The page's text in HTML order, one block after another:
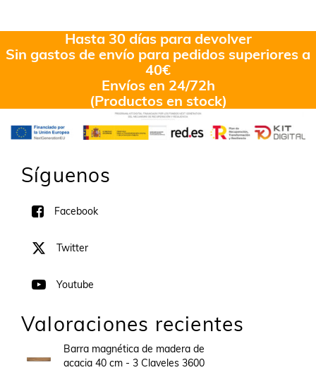
Hasta 30 días para devolver
Sin gastos de envío para pedidos superiores a
40€
Envíos en 24/72h
(Productos en stock)
Síguenos
Facebook
Twitter
Youtube
Valoraciones recientes
Barra magnética de madera de
acacia 40 cm - 3 Claveles 3600